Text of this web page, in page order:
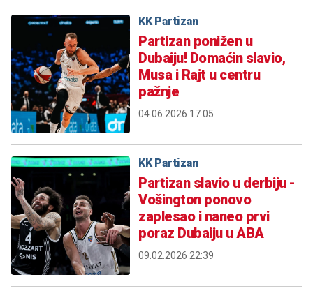
KK Partizan
Partizan ponižen u
Dubaiju! Domaćin slavio,
Musa i Rajt u centru
pažnje
04.06.2026 17:05
KK Partizan
Partizan slavio u derbiju -
Vošington ponovo
zaplesao i naneo prvi
poraz Dubaiju u ABA
09.02.2026 22:39